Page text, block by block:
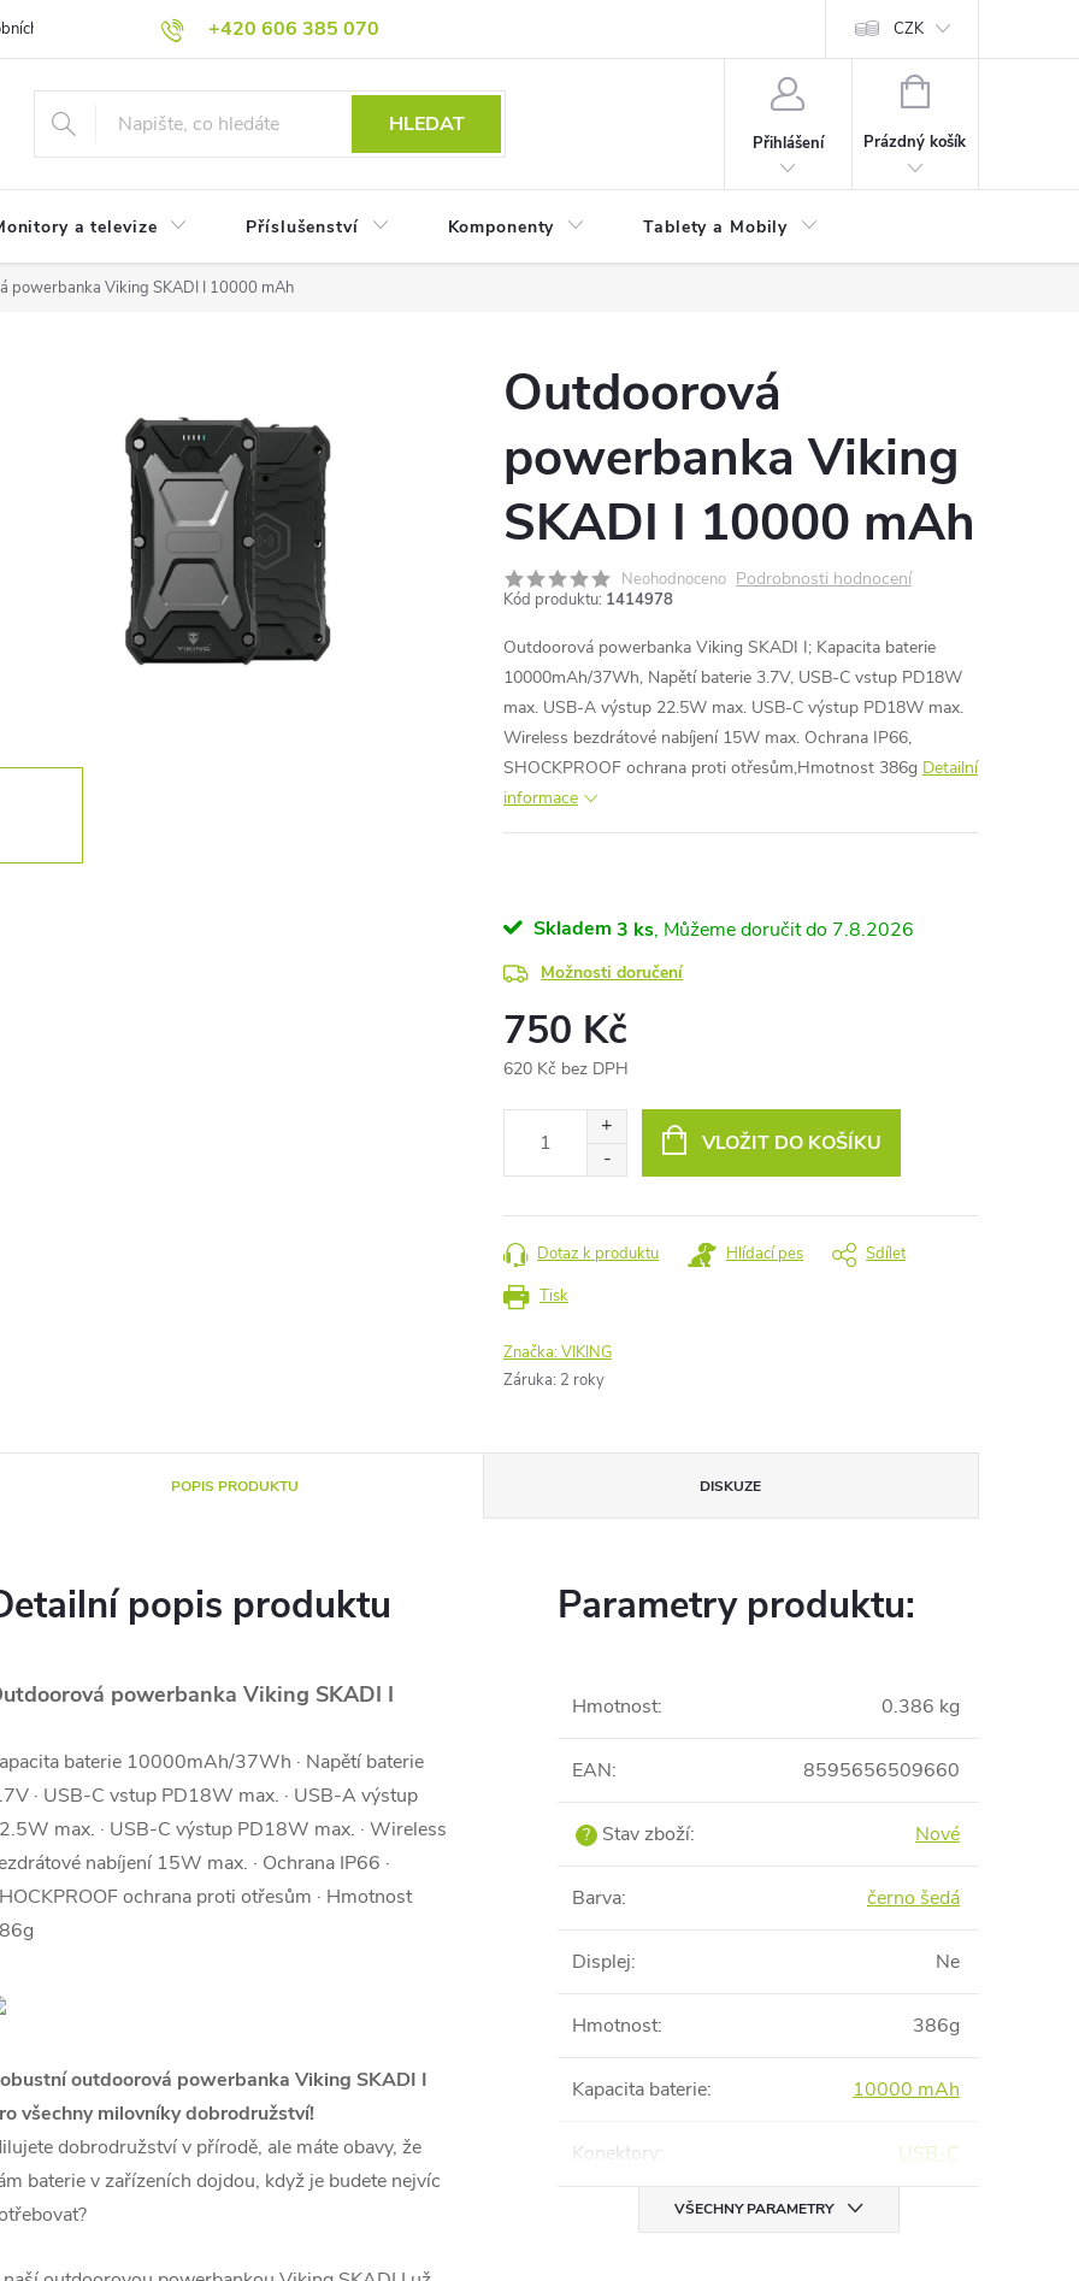
+420 606 385 070
údajů Reklamační podmínky Reklamace CZK
HLEDAT
Přihlášení
NÁKUPNÍ
Prázdný košík
a televize Příslušenství Komponenty Tablety a Mobily
powerbanka Viking SKADI I 10000 mAh
Outdoorová
powerbanka Viking
SKADI I 10000 mAh
Neohodnoceno Podrobnosti hodnocení
Kód produktu: 1414978
Outdoorová powerbanka Viking SKADI I; Kapacita baterie
10000mAh/37Wh, Napětí baterie 3.7V, USB-C vstup PD18W
max. USB-A výstup 22.5W max. USB-C výstup PD18W max.
Wireless bezdrátové nabíjení 15W max. Ochrana IP66,
SHOCKPROOF ochrana proti otřesům,Hmotnost 386g Detailní
informace
Skladem 3 ks 7.8.2026
Možnosti doručení
750 Kč
620 Kč bez DPH
VLOŽIT DO KOŠÍKU
Tisk
Dotaz k produktu Hlídací pes Sdílet
Značka:VIKING
Záruka: 2 roky
POPIS PRODUKTU DISKUZE
popis produktu
powerbanka Viking SKADI I
baterie 10000mAh/37Wh · Napětí baterie
· USB-C vstup PD18W max. · USB-A výstup
max. · USB-C výstup PD18W max. · Wireless
nabíjení 15W max. · Ochrana IP66 ·
ochrana proti otřesům · Hmotnost
outdoorová powerbanka Viking SKADI I
všechny milovníky dobrodružství!
dobrodružství v přírodě, ale máte obavy, že
baterie v zařízeních dojdou, když je budete nejvíc
Parametry produktu:
Hmotnost: 0.386 kg
EAN: 8595656509660
? Stav zboží: Nové
Barva: černo šedá
Displej: Ne
Hmotnost: 386g
Kapacita baterie: 10000 mAh
Konektory: USB-C
VŠECHNY PARAMETRY